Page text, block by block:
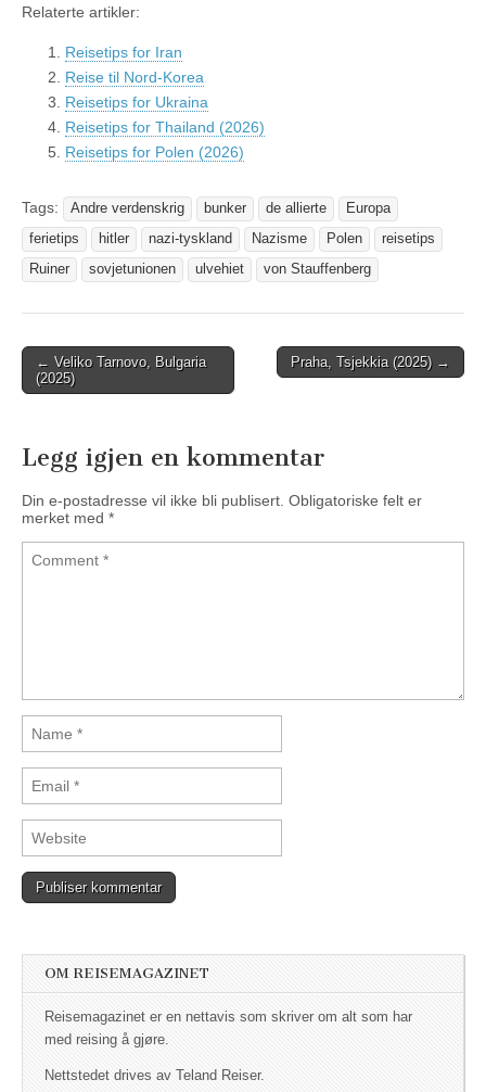
Relaterte artikler:
Reisetips for Iran
Reise til Nord-Korea
Reisetips for Ukraina
Reisetips for Thailand (2026)
Reisetips for Polen (2026)
Tags: Andre verdenskrig bunker de allierte
Europa
ferietips
hitler nazi-tyskland Nazisme Polen
reisetips
Ruiner
sovjetunionen ulvehiet von Stauffenberg
Post navigation
← Veliko Tarnovo, Bulgaria
(2025)
Praha, Tsjekkia (2025) →
Legg igjen en kommentar
Din e-postadresse vil ikke bli publisert. Obligatoriske felt er
merket med *
OM REISEMAGAZINET
Reisemagazinet er en nettavis som skriver om alt som har
med reising å gjøre.
Nettstedet drives av Teland Reiser.